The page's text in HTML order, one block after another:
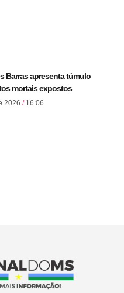
Barras apresenta túmulo
mortais expostos
2026 16:06